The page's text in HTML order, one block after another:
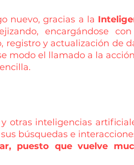
nuevo, gracias a la
encargándose
registro y actualización de
modo el llamado a la
otras inteligencias
búsquedas e
puesto que vuelve